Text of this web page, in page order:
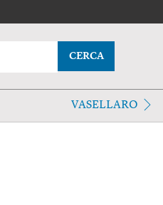
CERCA
VASELLARO